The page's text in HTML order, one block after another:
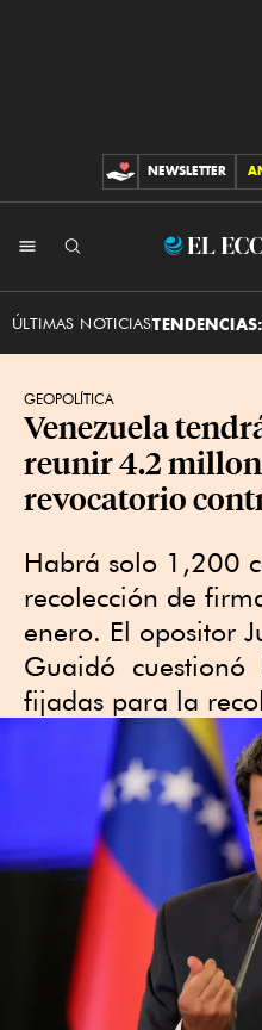
CONTRIBUCIONES
NEWSLETTER
ÚLTIMAS NOTICIASTENDENCIAS:
GEOPOLÍTICA
Venezuela
reunir 4.2
revocatorio
Habrá solo 1,200
recolección de
enero. El opositor
Guaidó cuestionó
fijadas para la